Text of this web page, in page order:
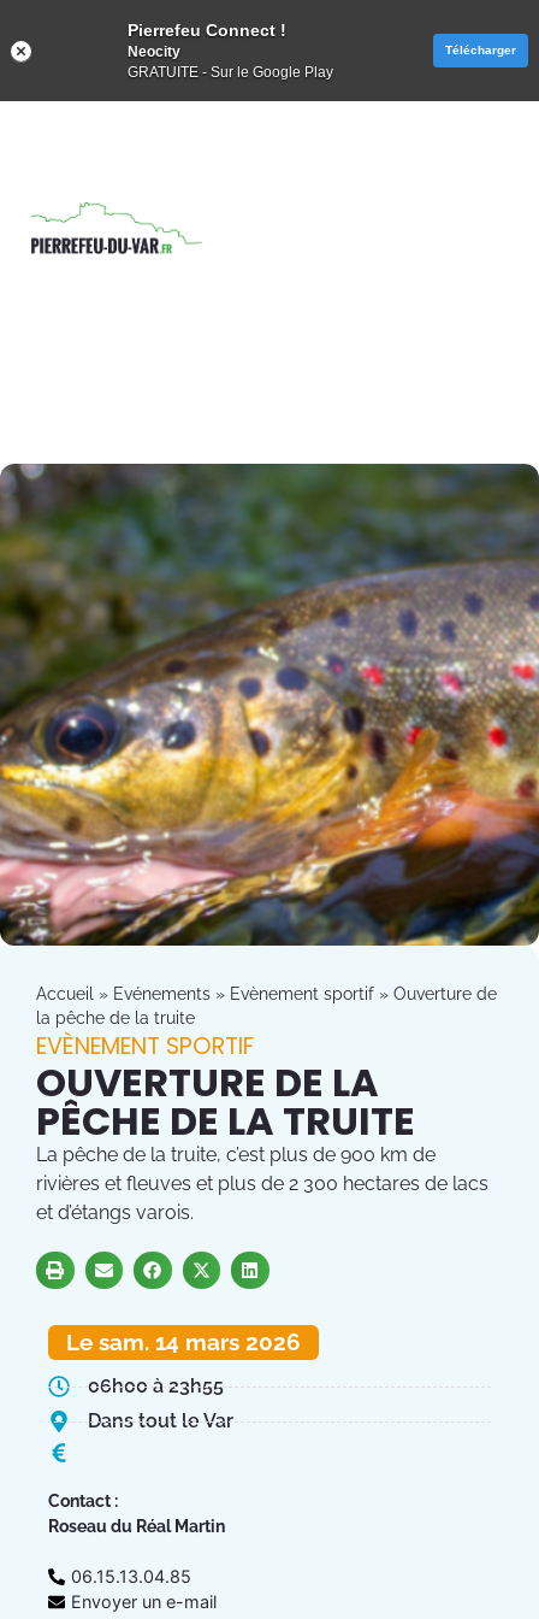
Accueil » Evénements » Evènement sportif » Ouverture de
la pêche de la truite
EVÈNEMENT SPORTIF
OUVERTURE DE LA
PÊCHE DE LA TRUITE
La pêche de la truite, c’est plus de 900 km de
rivières et fleuves et plus de 2 300 hectares de lacs
et d’étangs varois.
Le sam. 14 mars 2026
06h00 à 23h55
Dans tout le Var
Contact :
Roseau du Réal Martin
06.15.13.04.85
Envoyer un e-mail
Pierrefeu Connect !
Neocity
GRATUITE - Sur le Google Play
Télécharger